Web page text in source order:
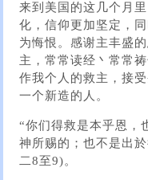
来到美国的这几个月
化，信仰更加坚定，
为悔恨。感谢主丰盛
主，常常读经丶常常
作我个人的救主，接
一个新造的人。
“你们得救是本乎恩，
神所赐的；也不是出
二8至9)。